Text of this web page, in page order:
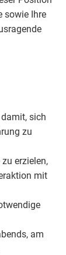
sowie Ihre
sich
zu
erzielen,
mit
am